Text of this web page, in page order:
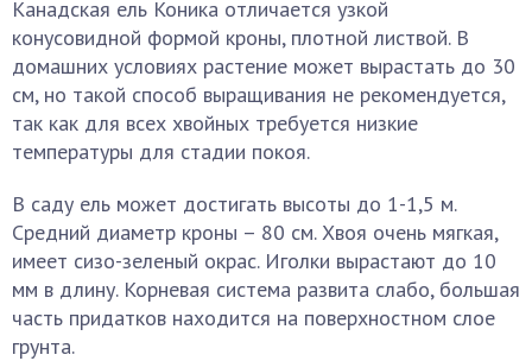
Канадская ель Коника отличается узкой
конусовидной формой кроны, плотной листвой. В
домашних условиях растение может вырастать до 30
см, но такой способ выращивания не рекомендуется,
так как для всех хвойных требуется низкие
температуры для стадии покоя.
В саду ель может достигать высоты до 1-1,5 м.
Средний диаметр кроны – 80 см. Хвоя очень мягкая,
имеет сизо-зеленый окрас. Иголки вырастают до 10
мм в длину. Корневая система развита слабо, большая
часть придатков находится на поверхностном слое
грунта.